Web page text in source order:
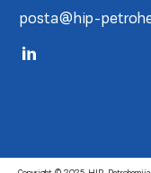
posta@hip-